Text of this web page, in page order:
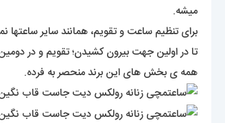
میشه.
برای تنظیم ساعت و تقویم، همانند سایر
تا در اولین جهت بیرون کشیدن؛ تقویم و در
همه ی بخش های این برند منحصر به فرده.